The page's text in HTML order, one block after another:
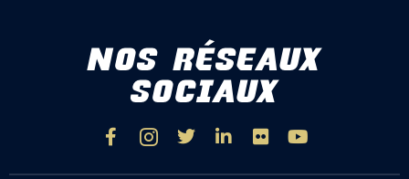
NOS RÉSEAUX
SOCIAUX